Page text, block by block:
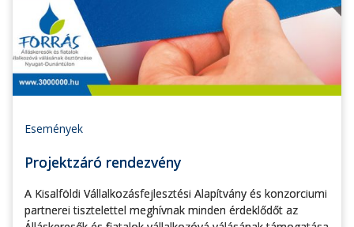
Események
Projektzáró rendezvény
A Kisalföldi Vállalkozásfejlesztési Alapítvány és konzorciumi
partnerei tisztelettel meghívnak minden érdeklődőt az